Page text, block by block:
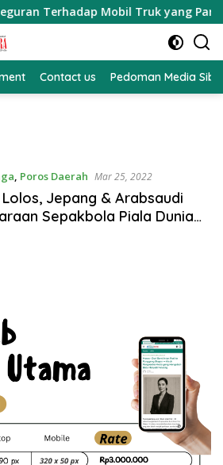
Terhadap Mobil Truk yang Parkir
Contact us Pedoman Media
, Poros Daerah Mar 25, 2022
Jepang & Arabsaudi
Sepakbola Piala Dunia